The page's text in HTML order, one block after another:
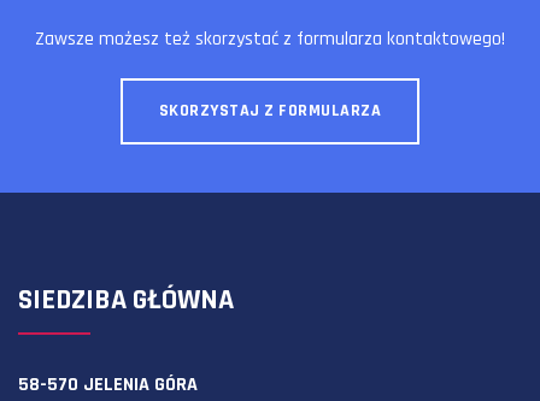
Zawsze możesz też skorzystać z formularza kontaktowego!
SKORZYSTAJ Z FORMULARZA
SIEDZIBA GŁÓWNA
58-570 JELENIA GÓRA